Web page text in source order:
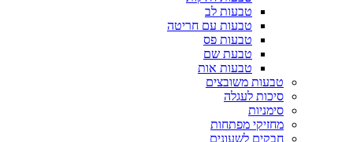
טבעות לב
טבעות עם חריטה
טבעות פס
טבעת שם
טבעות אות
טבעות משובצים
סיכות לעגלה
סימניות
מחזיקי מפתחות
חבקים לשעונים